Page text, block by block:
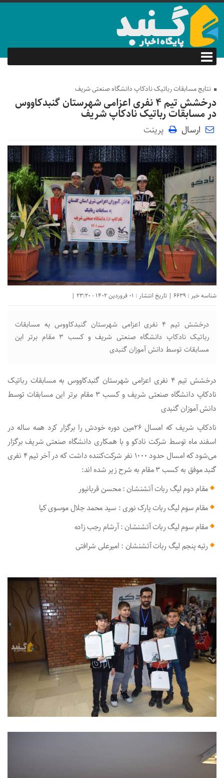
نتایج مسابقات رباتیک نادکاپ دانشگاه صنعتی شریف
درخشش تیم 4 نفری اعزامی شهرستان گنبدکاووس
در مسابقات رباتیک نادکاپ شریف
ارسال پرینت
شناسه خبر : 6639 | تاریخ انتشار : 01 فروردین 1402 - 23:20 |
درخشش تیم 4 نفری اعزامی شهرستان گنبدکاووس به مسابقات
رباتیک نادکاپ دانشگاه صنعتی شریف و کسب 3 مقام برتر این
مسابقات توسط دانش آموزان گنبدی
درخشش تیم 4 نفری اعزامی شهرستان گنبدکاووس به مسابقات رباتیک
نادکاپ دانشگاه صنعتی شریف و کسب 3 مقام برتر این مسابقات توسط
دانش آموزان گنبدی
نادکاپ شریف که امسال 26مین دوره خودش را برگزار کرد همه ساله در
اسفند ماه توسط شرکت نادکو و با همکاری دانشگاه صنعتی شریف برگزار
می‌شود که امسال حدود 1000 نفر شرکت‌کننده داشت که در آخر تیم 4 نفری
گنبد موفق به کسب 3 مقام به شرح زیر شده اند:
مقام دوم لیگ ربات آتشنشان : محسن قربانپور
مقام سوم لیگ ربات پارک نوری : سید محمد جلال موسوی کیا
مقام سوم لیگ ربات آتشنشان : آرشام رجب زاده
رتبه پنجم لیگ ربات آتشنشان : امیرعلی شرافتی